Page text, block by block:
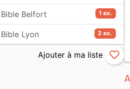
1 ex.
Belfort
2 ex.
Lyon
favorite_border